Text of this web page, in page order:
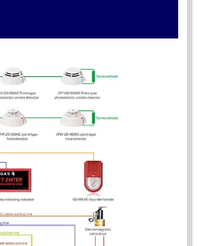
NỔ-UX150 KOREA
HỆ
UX150